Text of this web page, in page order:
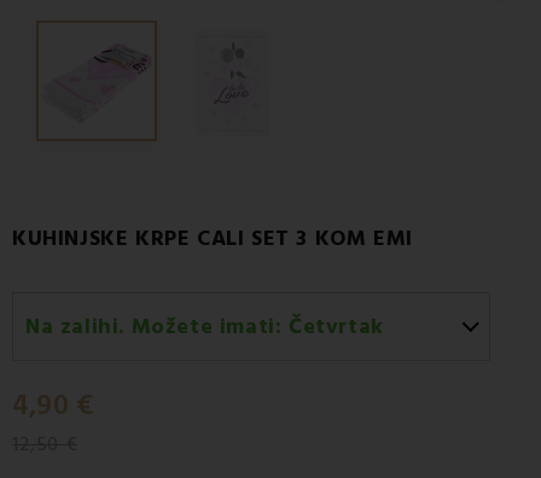
KUHINJSKE KRPE CALI SET 3 KOM EMI
Na zalihi. Možete imati: Četvrtak
4,90 €